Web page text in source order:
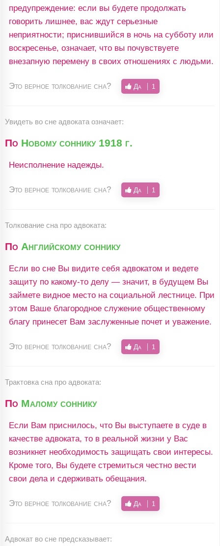
предупреждение: если вы будете продолжать
говорить лишнее, вас ждут серьезные
неприятности; приснившийся в ночь на субботу или
воскресенье, означает, что вы почувствуете
внезапную перемену в своих отношениях с людьми.
Это верное толкование сна? Да 1
Увидеть во сне адвоката означает:
По Новому соннику 1918 г.
Неисполнение надежды.
Это верное толкование сна? Да 1
Толкование сна про адвоката:
По Английскому соннику
Если во сне Вы видите себя адвокатом и ведете
защиту по какому-то делу — значит, в будущем Вы
займете видное место на социальной лестнице. При
этом Ваше благородное служение общественному
благу принесет Вам заслуженные почет и уважение.
Это верное толкование сна? Да 1
Трактовка сна про адвоката:
По Малому соннику
Если Вам приснилось, что Вы выступаете в суде в
качестве адвоката, то в реальной жизни у Вас
возникнет необходимость защищать свои интересы.
Кроме того, Вы будете стремиться честно вести
свои дела и сдерживать обещания.
Это верное толкование сна? Да 1
Адвокат во сне предсказывает: